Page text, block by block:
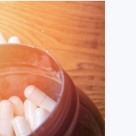
gorzej – i
poprawiając
żeby zrobić to